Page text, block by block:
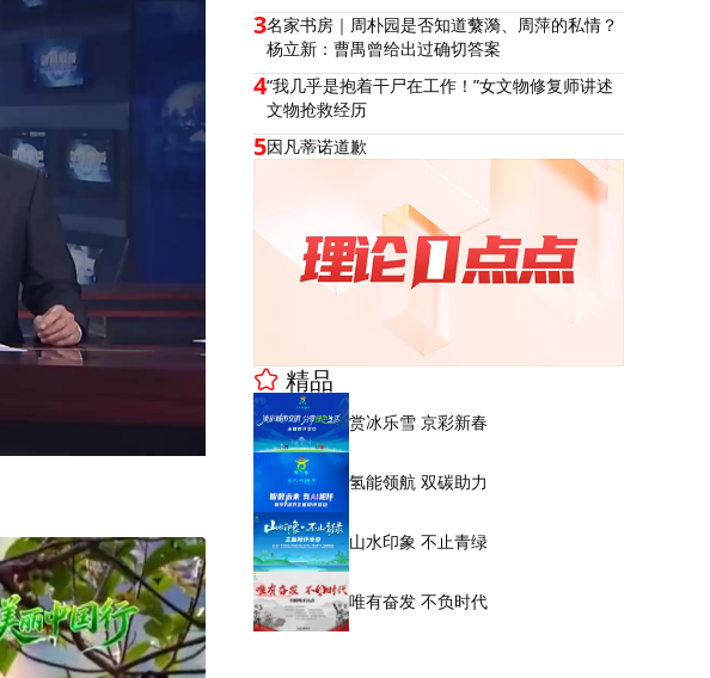
3名家书房｜周朴园是否知道蘩漪、周萍的私情？
杨立新：曹禺曾给出过确切答案
4“我几乎是抱着干尸在工作！”女文物修复师讲述
文物抢救经历
5因凡蒂诺道歉
精品
赏冰乐雪 京彩新春
氢能领航 双碳助力
山水印象 不止青绿
唯有奋发 不负时代